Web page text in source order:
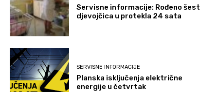
Servisne informacije: Rođeno šest
djevojčica u protekla 24 sata
SERVISNE INFORMACIJE
Planska isključenja električne
energije u četvrtak